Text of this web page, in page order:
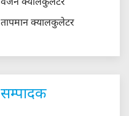
तापमान क्यालकुलेटर
सम्पादक